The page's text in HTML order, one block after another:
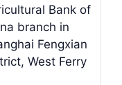
Bank of
branch in
Fengxian
West Ferry